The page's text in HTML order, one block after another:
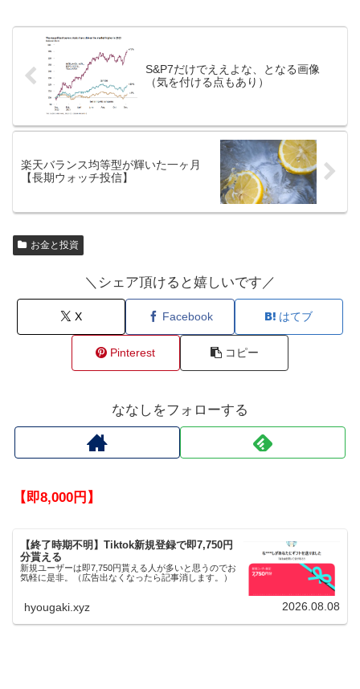
S&P7だけでええよな、となる画像
（気を付ける点もあり）
楽天バランス均等型が輝いた一ヶ月
【長期ウォッチ投信】
お金と投資
＼シェア頂けると嬉しいです／
X Facebook はてブ
Pinterest コピー
ななしをフォローする
【即8,000円】
【終了時期不明】Tiktok新規登録で即7,750円
分貰える
新規ユーザーは即7,750円貰える人が多いと思うのでお
気軽に是非。（広告出なくなったら記事消します。）
hyougaki.xyz 2026.08.08